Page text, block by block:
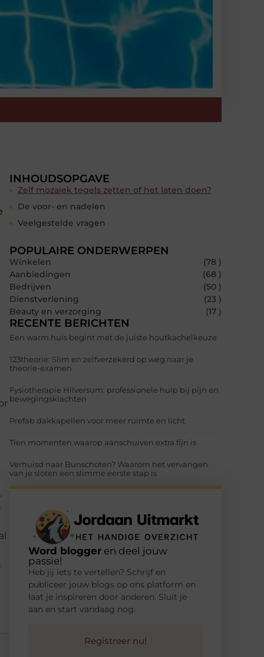
INHOUDSOPGAVE
Zelf mozaïek tegels zetten of het laten doen?
De voor- en nadelen
Veelgestelde vragen
POPULAIRE ONDERWERPEN
Winkelen
(78 )
Aanbiedingen
(68 )
Bedrijven
(50 )
Dienstverlening
(23 )
Beauty en verzorging
(17 )
RECENTE BERICHTEN
Een warm huis begint met de juiste houtkachelkeuze
123theorie: Slim en zelfverzekerd op weg naar je
theorie-examen
Fysiotherapie Hilversum: professionele hulp bij pijn en
bewegingsklachten
Prefab dakkapellen voor meer ruimte en licht
Tien momenten waarop aanschuiven extra fijn is
Verhuisd naar Bunschoten? Waarom het vervangen
van je sloten een slimme eerste stap is
Word blogger en deel jouw
passie!
Heb jij iets te vertellen? Schrijf en
publiceer jouw blogs op ons platform en
laat je inspireren door anderen. Sluit je
aan en start vandaag nog.
Registreer nu!